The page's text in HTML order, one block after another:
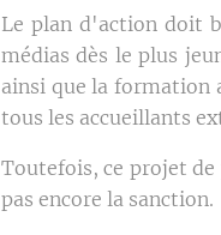
Le plan d'action doit
médias dès le plus
ainsi que la formation
tous les accueillants
Toutefois, ce projet
pas encore la sanction.